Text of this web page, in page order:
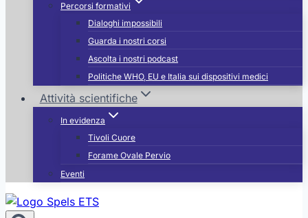
Percorsi formativi
Dialoghi impossibili
Guarda i nostri corsi
Ascolta i nostri podcast
Politiche WHO, EU e Italia sui dispositivi medici
Attività scientifiche
In evidenza
Tivoli Cuore
Forame Ovale Pervio
Eventi